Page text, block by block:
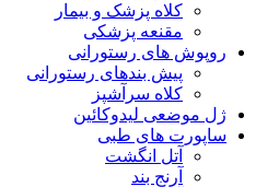
کلاه پزشک و بیمار
مقنعه پزشکی
روپوش های رستورانی
پیش بندهای رستورانی
کلاه سرآشپز
ژل موضعی لیدوکائین
ساپورت های طبی
آتل انگشت
آرنج بند